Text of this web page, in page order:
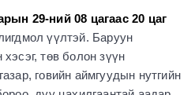
29-ний 08 цагаас 20 цаг
үүлтэй. Баруун
төв болон зүүн
говийн аймгуудын нутгийн